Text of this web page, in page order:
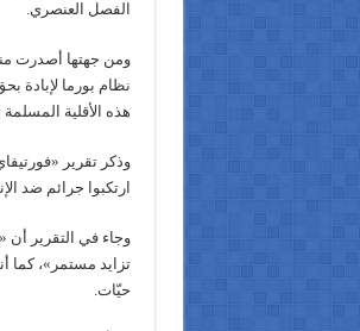
الفصل العنصري.
ومن جهتها أصدرت
نظام بورما لإبادة
هذه الأقلية
وذكر تقرير
ارتكبوا جرائم ضد
وجاء في التقرير أن
تزايد مستمر»، كما
حيّات.